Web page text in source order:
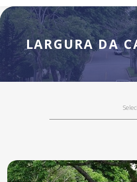
LARGURA DA